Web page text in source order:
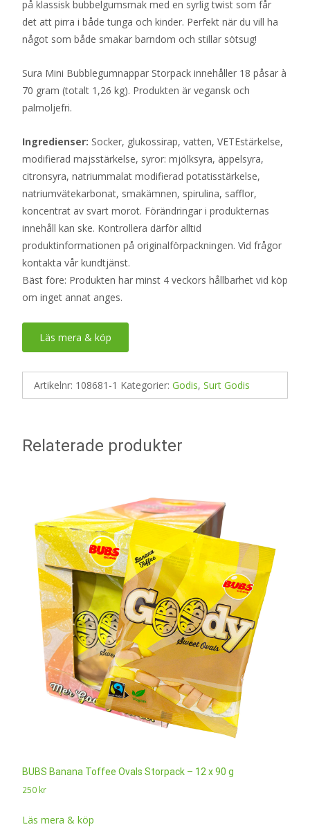
på klassisk bubbelgumsmak med en syrlig twist som får
det att pirra i både tunga och kinder. Perfekt när du vill ha
något som både smakar barndom och stillar sötsug!
Sura Mini Bubblegumnappar Storpack innehåller 18 påsar à
70 gram (totalt 1,26 kg). Produkten är vegansk och
palmoljefri.
Ingredienser: Socker, glukossirap, vatten, VETEstärkelse,
modifierad majsstärkelse, syror: mjölksyra, äppelsyra,
citronsyra, natriummalat modifierad potatisstärkelse,
natriumvätekarbonat, smakämnen, spirulina, safflor,
koncentrat av svart morot. Förändringar i produkternas
innehåll kan ske. Kontrollera därför alltid
produktinformationen på originalförpackningen. Vid frågor
kontakta vår kundtjänst.
Bäst före: Produkten har minst 4 veckors hållbarhet vid köp
om inget annat anges.
Läs mera & köp
Artikelnr: 108681-1 Kategorier: Godis, Surt Godis
Relaterade produkter
BUBS Banana Toffee Ovals Storpack – 12 x 90 g
250 kr
Läs mera & köp